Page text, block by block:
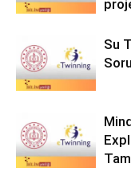
Su